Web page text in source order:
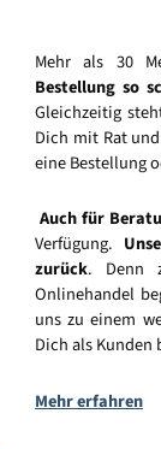
Mehr als 30
Bestellung so
Gleichzeitig
Dich mit Rat
eine Bestellung
Auch für
Verfügung.
zurück. Denn
Onlinehandel
uns zu einem
Dich als Kunden
Mehr erfahren